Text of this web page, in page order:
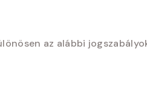
az alábbi